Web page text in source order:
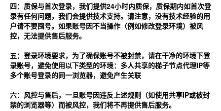
四：质保与首次登录，我们提供24小时内质保，质保期内如首次登
录有任何问题，我们会提供技术支持。请注意，没有技术经验的用
户请不要囤号。如果账号因不当操作（例如修改登录环境）被风
控，无法提供售后服务。
五：登录环境要求，为了确保账号不被封禁，请在干净的环境下登
录账号，避免使用以下类型的环境：多人共享的梯子节点代理IP等
多个账号登录的同一浏览器，避免产生关联
六：风控与售后，一旦账号因违反上述规则（如使用共享IP或被封
禁的浏览器等）而被风控，我们将不再提供售后服务。